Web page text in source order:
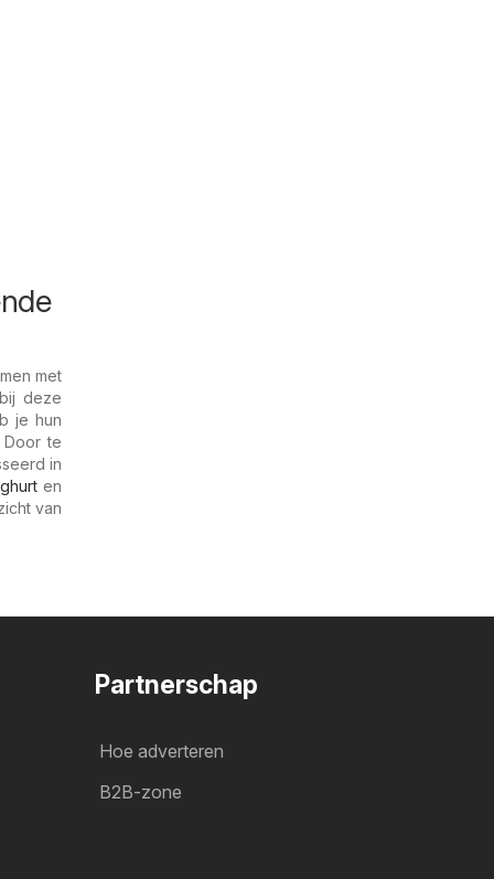
met
deze
je hun
te
in
en
van
Partnerschap
Hoe adverteren
B2B-zone